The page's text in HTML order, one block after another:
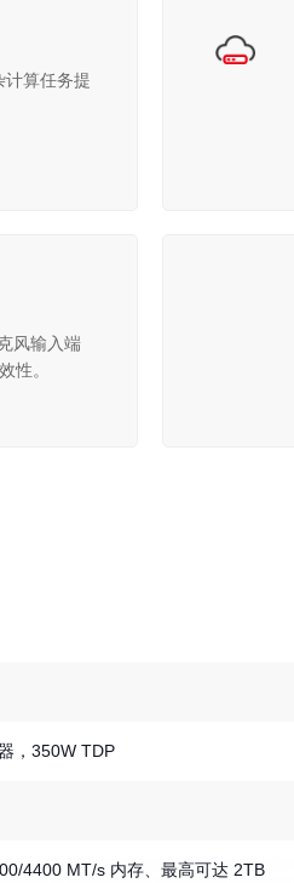
算任务提
风输入端
性。
，350W TDP
4400 MT/s 内存、最高可达 2TB